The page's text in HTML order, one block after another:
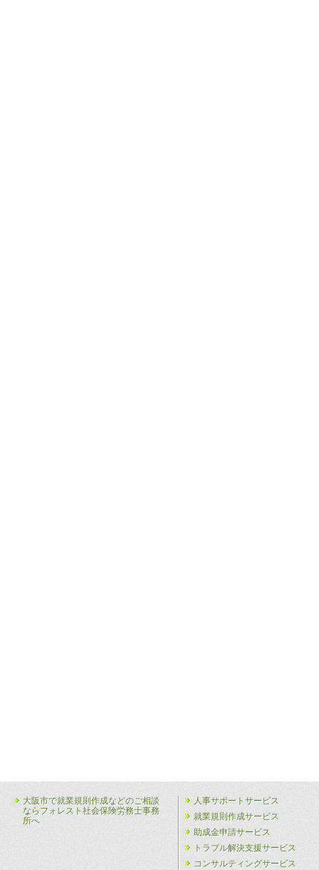
大阪市で就業規則作成などのご相談
ならフォレスト社会保険労務士事務
所へ
人事サポートサービス
就業規則作成サービス
助成金申請サービス
トラブル解決支援サービス
コンサルティングサービス